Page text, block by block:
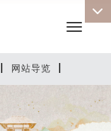
| 网站导览 |
Toggle